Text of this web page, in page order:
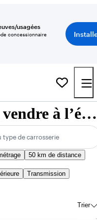
usagées
concessionnaire
BMW X1usagés à vendre à l’échelle nationale
type de carrosserie
50 km de distance
Transmission
Trier